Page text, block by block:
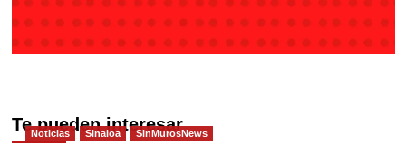
Te pueden interesar
Noticias Sinaloa SinMurosNews